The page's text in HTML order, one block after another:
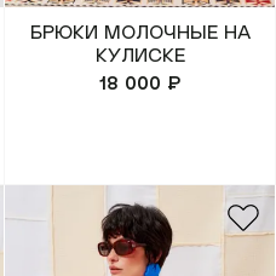
Брюки молочные на
кулиске
18 000 ₽